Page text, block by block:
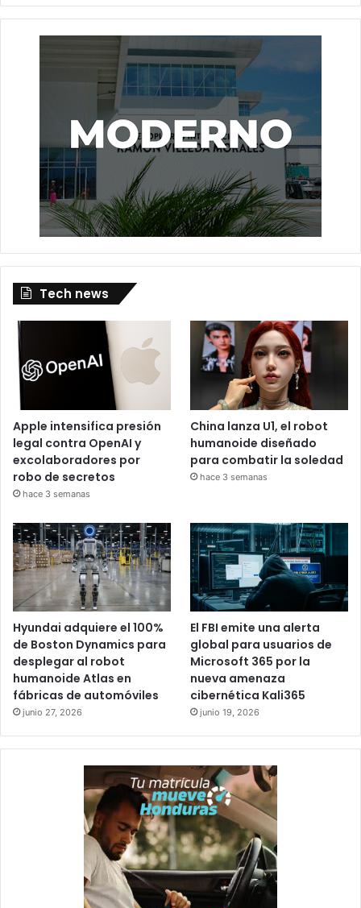
Tech news
Apple intensifica presión
legal contra OpenAI y
excolaboradores por
robo de secretos
hace 3 semanas
China lanza U1, el robot
humanoide diseñado
para combatir la soledad
hace 3 semanas
Hyundai adquiere el 100%
de Boston Dynamics para
desplegar al robot
humanoide Atlas en
fábricas de automóviles
junio 27, 2026
El FBI emite una alerta
global para usuarios de
Microsoft 365 por la
nueva amenaza
cibernética Kali365
junio 19, 2026